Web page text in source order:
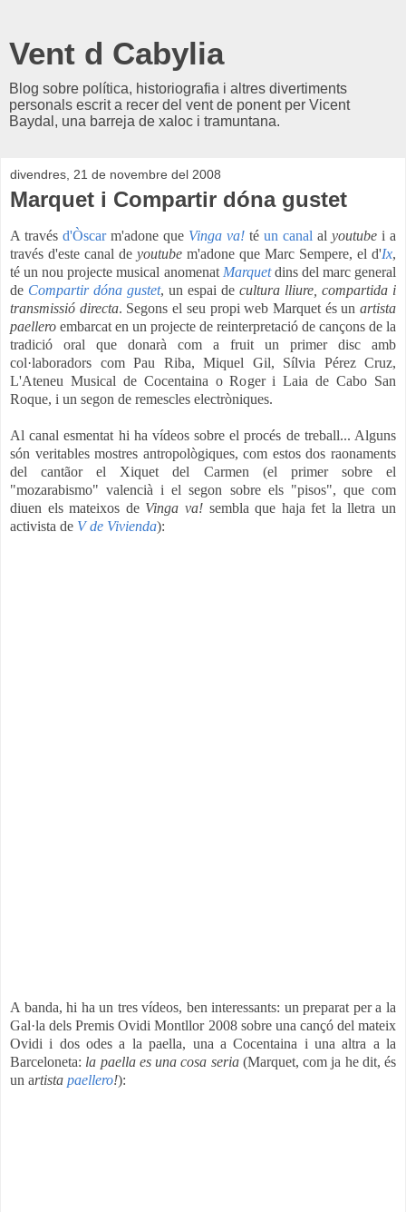
Vent d Cabylia
Blog sobre política, historiografia i altres divertiments
personals escrit a recer del vent de ponent per Vicent
Baydal, una barreja de xaloc i tramuntana.
divendres, 21 de novembre del 2008
Marquet i Compartir dóna gustet
A través d'Òscarm'adone que Vinga va! té un canal al youtube i a
través d'este canal de youtube m'adone que Marc Sempere, el d'Ix,
té un nou projecte musical anomenat Marquetdins del marc general
de Compartir dóna gustet, un espai de cultura lliure, compartida i
transmissió directa. Segons el seu propi web Marquet és unartista
paellero embarcat en un projecte de reinterpretació de cançons de la
tradició oral que donarà com a fruit un primer disc amb
col·laboradors com Pau Riba, Miquel Gil, Sílvia Pérez Cruz,
L'Ateneu Musical de Cocentaina o Roger i Laia de Cabo San
Roque, i un segon de remescles electròniques.
Al canal esmentat hi ha vídeos sobre el procés de treball... Alguns
són veritables mostres antropològiques, com estos dos raonaments
del cantãor el Xiquet del Carmen (el primer sobre el
"mozarabismo" valencià i el segon sobre els "pisos", que com
diuen els mateixos de Vinga va!sembla que haja fet la lletra un
activista de V de Vivienda):
A banda, hi ha un tres vídeos, ben interessants: un preparat per a la
Gal·la dels Premis Ovidi Montllor 2008 sobre una cançó del mateix
Ovidi i dos odes a la paella, una a Cocentaina i una altra a la
Barceloneta: la paella es una cosa seria (Marquet, com ja he dit, és
un artista paellero!):